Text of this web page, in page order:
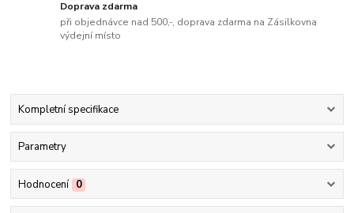
Doprava zdarma
při objednávce nad 500,-, doprava zdarma na Zásilkovna
výdejní místo
Kompletní specifikace
Parametry
Hodnocení 0